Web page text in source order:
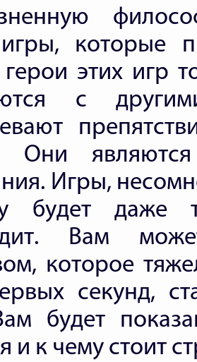
которые
этих игр
с
Они
Игры,
будет даже
Вам
которое
секунд,
будет
и к чему стоит